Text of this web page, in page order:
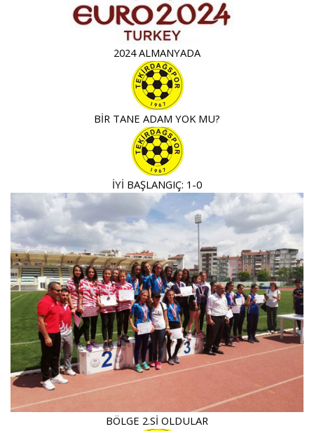
2024 ALMANYADA
BİR TANE ADAM YOK MU?
İYİ BAŞLANGIÇ: 1-0
BÖLGE 2.Sİ OLDULAR